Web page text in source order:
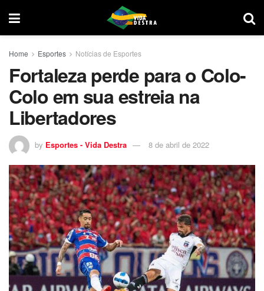
Home Esportes Notícias de Esportes
Fortaleza perde para o Colo-
Colo em sua estreia na
Libertadores
by Esportes - Vida Destra 8 de abril de 2022